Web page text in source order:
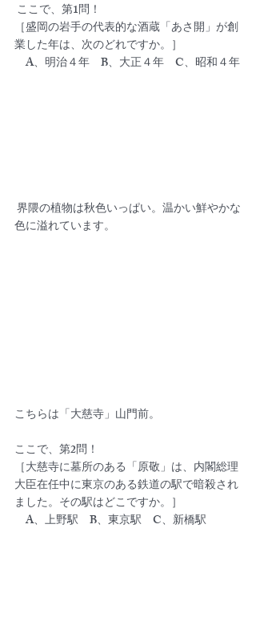
ここで、第1問！
［盛岡の岩手の代表的な酒蔵「あさ開」が創
業した年は、次のどれですか。］
A、明治４年　B、大正４年　C、昭和４年
色に溢れています。
こちらは「大慈寺」山門前。
ここで、第2問！
［大慈寺に墓所のある「原敬」は、内閣総理
大臣在任中に東京のある鉄道の駅で暗殺され
ました。その駅はどこですか。］
A、上野駅　B、東京駅　C、新橋駅